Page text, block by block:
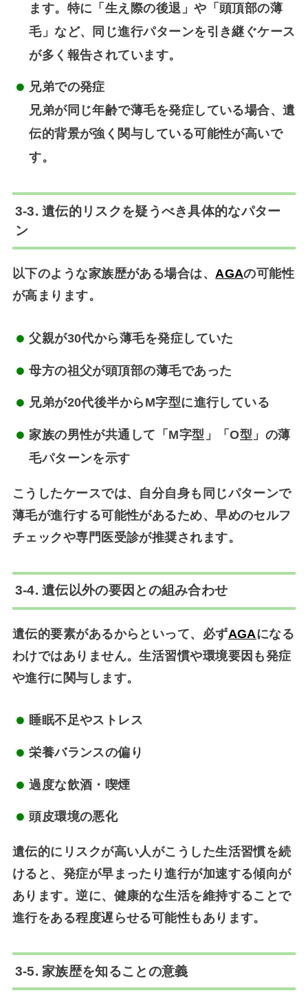
ます。特に「生え際の後退」や「頭頂部の薄
毛」など、
同じ進行パターンを引き継ぐケース
が多く報告されています。
兄弟での発症
兄弟が同じ年齢で薄毛を発症している場合、遺
伝的背景が強く関与している可能性が高いで
す。
3-3. 遺伝的リスクを疑うべき具体的なパター
ン
以下のような家族歴がある場合は、AGAの可能性
が高まります。
父親が30代から薄毛を発症していた
母方の祖父が頭頂部の薄毛であった
兄弟が20代後半からM字型に進行している
家族の男性が共通して「M字型」「O型」の薄
毛パターンを示す
こうしたケースでは、自分自身も同じパターンで
薄毛が進行する可能性があるため、早めのセルフ
チェックや専門医受診が推奨されます。
3-4. 遺伝以外の要因との組み合わせ
遺伝的要素があるからといって、必ずAGAになる
わけではありません。生活習慣や環境要因も発症
や進行に関与します。
睡眠不足やストレス
栄養バランスの偏り
過度な飲酒・喫煙
頭皮環境の悪化
遺伝的にリスクが高い人がこうした生活習慣を続
けると、 発症が早まったり進行が加速する傾向が
あります。逆に、健康的な生活を維持することで
進行をある程度遅らせる可能性もあります。
3-5. 家族歴を知ることの意義